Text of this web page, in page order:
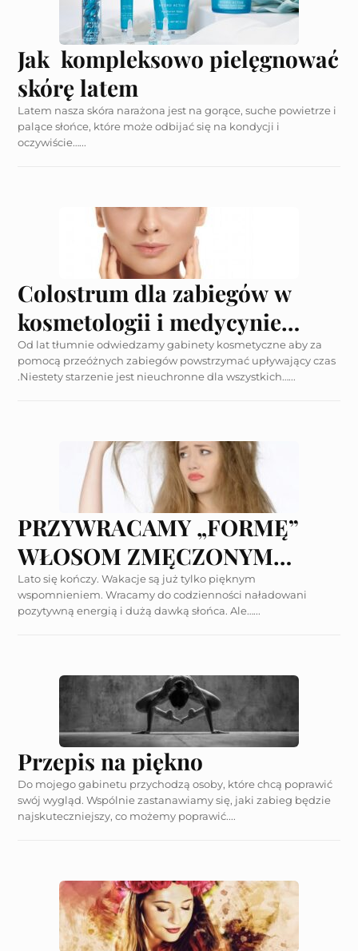
Jak kompleksowo pielęgnować
skórę latem
Latem nasza skóra narażona jest na gorące, suche powietrze i
palące słońce, które może odbijać się na kondycji i
oczywiście…...
Colostrum dla zabiegów w
kosmetologii i medycynie
estetycznej
Od lat tłumnie odwiedzamy gabinety kosmetyczne aby za
pomocą przeóżnych zabiegów powstrzymać upływający czas
.Niestety starzenie jest nieuchronne dla wszystkich…...
PRZYWRACAMY „FORMĘ”
WŁOSOM ZMĘCZONYM
SŁOŃCEM
Lato się kończy. Wakacje są już tylko pięknym
wspomnieniem. Wracamy do codzienności naładowani
pozytywną energią i dużą dawką słońca. Ale…...
Przepis na piękno
Do mojego gabinetu przychodzą osoby, które chcą poprawić
swój wygląd. Wspólnie zastanawiamy się, jaki zabieg będzie
najskuteczniejszy, co możemy poprawić....